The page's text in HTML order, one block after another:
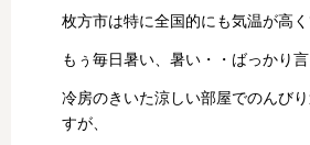
枚方市は特に全国的にも気温が高
もぅ毎日暑い、暑い・・ばっかり
冷房のきいた涼しい部屋でのんび
すが、